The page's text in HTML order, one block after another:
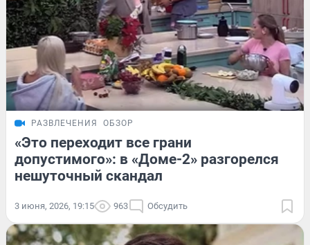
РАЗВЛЕЧЕНИЯ ОБЗОР
«Это переходит все грани
допустимого»: в «Доме-2» разгорелся
нешуточный скандал
3 июня, 2026, 19:15 963 Обсудить